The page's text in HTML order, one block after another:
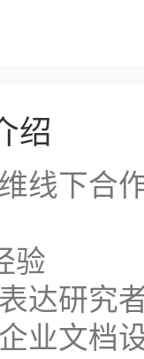
绍
线下合
验
达研究
业文档